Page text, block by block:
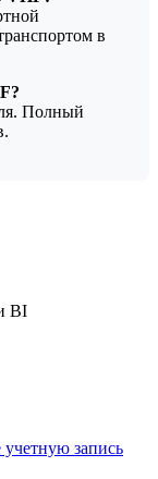
в
Полный
BI
учетную запись